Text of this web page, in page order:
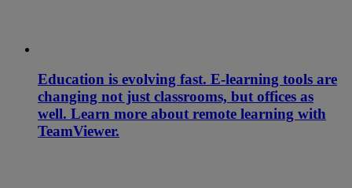
Education is evolving fast. E-learning tools are
changing not just classrooms, but offices as
well. Learn more about remote learning with
TeamViewer.